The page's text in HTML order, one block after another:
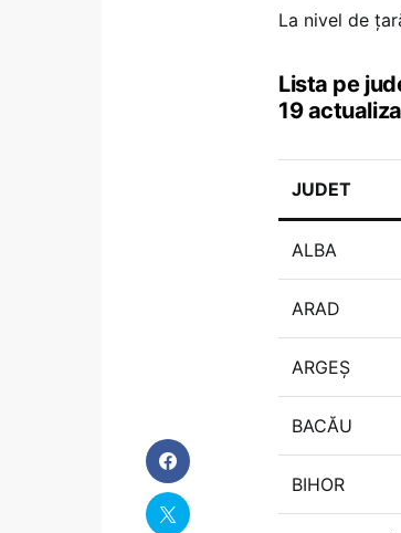
La nivel de
Lista pe
19
JUDET
ALBA
ARAD
ARGEȘ
BACĂU
BIHOR